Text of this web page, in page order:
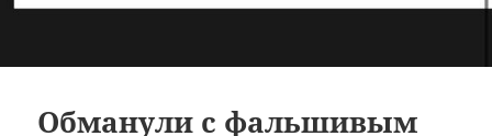
Обманули с фальшивым